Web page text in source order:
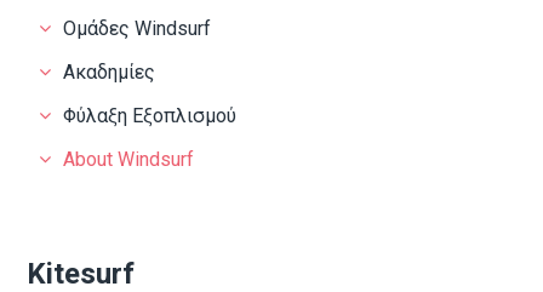
Ομάδες Windsurf
Ακαδημίες
Φύλαξη Εξοπλισμού
About Windsurf
Kitesurf